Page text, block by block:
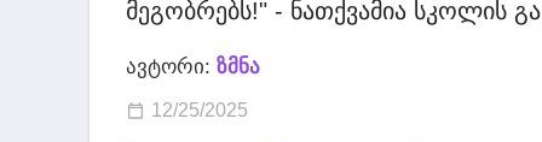
მეგობრებს!" - ნათქვამია სკოლის
ავტორი: ზმნა
12/25/2025